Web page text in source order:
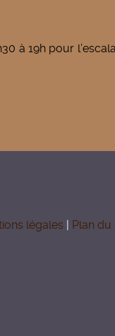
à 19h pour
légales Plan du